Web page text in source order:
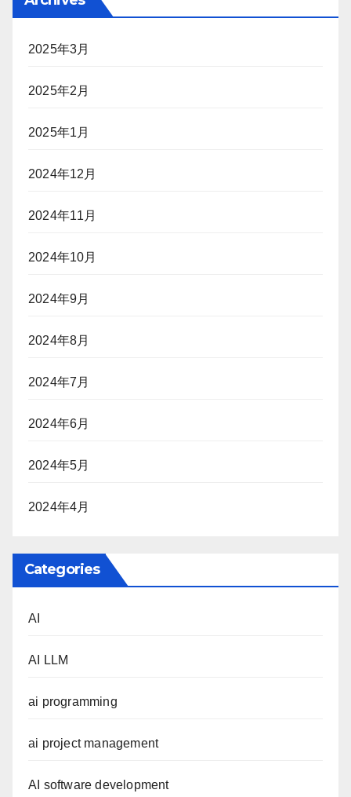
2025年3月
2025年2月
2025年1月
2024年12月
2024年11月
2024年10月
2024年9月
2024年8月
2024年7月
2024年6月
2024年5月
2024年4月
Categories
AI
AI LLM
ai programming
ai project management
AI software development